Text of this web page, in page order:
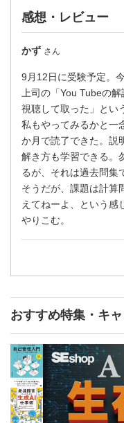
感想・レビュー
かず さん
9月12日に受験予定。
上司の「You Tubeの
視聴して取った」とい
私もやってみるかと一
か月で読了できた。説
解き方も学習できる。
るが、それは過去問集
そうだが、課題は計算
えてねーよ、という感
やりこむ。
おすすめ特集・キ